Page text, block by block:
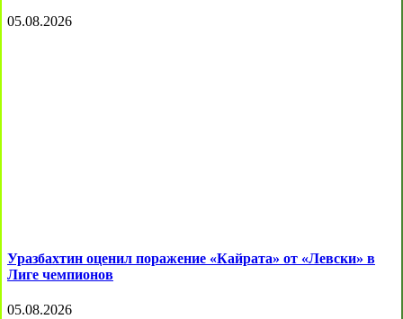
05.08.2026
Уразбахтин оценил поражение «Кайрата» от «Левски» в
Лиге чемпионов
05.08.2026